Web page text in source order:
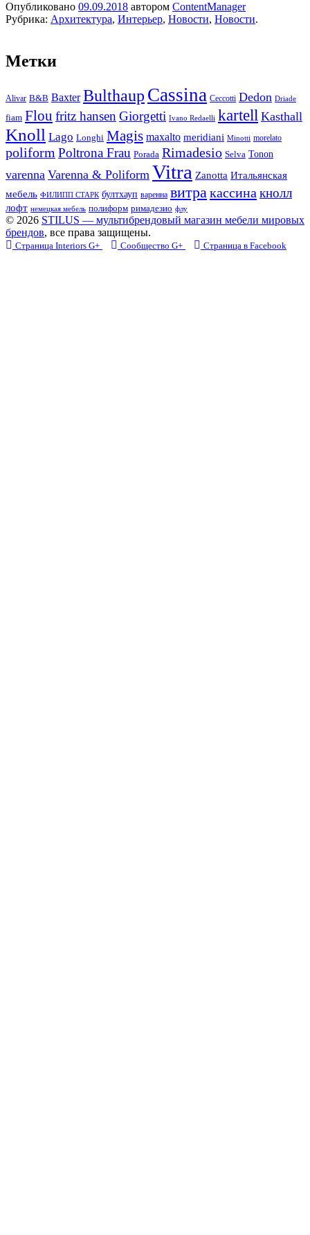
Опубликовано 09.09.2018 автором ContentManager
Рубрика: Архитектура, Интерьер, Новости, Новости.
Метки
Alivar B&B Baxter Bulthaup Cassina Ceccotti Dedon Driade
fiam Flou fritz hansen Giorgetti Ivano Redaelli kartell Kasthall
Knoll Lago Longhi Magis maxalto meridiani Minotti morelato
poliform Poltrona Frau Porada Rimadesio Selva Tonon
varenna Varenna & Poliform Vitra Zanotta Итальянская
мебель ФИЛИПП СТАРК бултхауп варенна витра кассина кнолл
лофт немецкая мебель полиформ римадезио флу
© 2026 STILUS — мультибрендовый магазин мебели мировых
брендов, все права защищены.
Страница Interiors G+ Сообщество G+ Страница в Facebook